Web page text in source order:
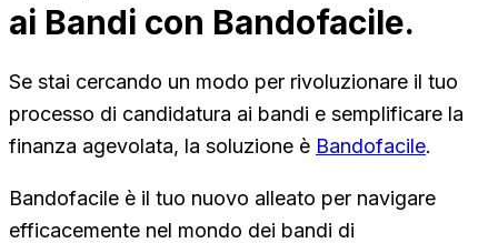
ai Bandi con Bandofacile.
Se stai cercando un modo per rivoluzionare il tuo
processo di candidatura ai bandi e semplificare la
finanza agevolata, la soluzione è Bandofacile.
Bandofacile è il tuo nuovo alleato per navigare
efficacemente nel mondo dei bandi di